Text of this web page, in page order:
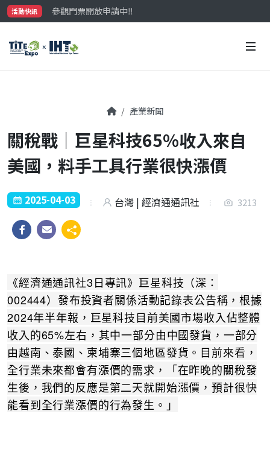
活動快訊
參觀門票開放申請中‼️
最大規模台灣五金展TiTE x IHT，2026/10/20-22與您在
產業新聞
關稅戰｜巨星科技65%收入來自
美國，料手工具行業很快漲價
2025-04-03 台灣 | 經濟通通訊社 3213
《經濟通通訊社3日專訊》巨星科技（深：
002444）發布投資者關係活動記錄表公告稱，根據
2024年半年報，巨星科技目前美國市場收入佔整體
收入的65%左右，其中一部分由中國發貨，一部分
由越南、泰國、柬埔寨三個地區發貨。目前來看，
全行業未來都會有漲價的需求，「在昨晚的關稅發
生後，我們的反應是第二天就開始漲價，預計很快
能看到全行業漲價的行為發生。」